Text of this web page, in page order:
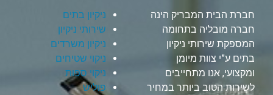
חברת הבית המבריק הינה
חברה מובליה בתחומה
המספקת שירותי ניקיון
בתים ע”י צוות מיומן
ומקצועי, אנו מתחייבים
לשירות הטוב ביותר במחיר
ניקיון בתים
שירותי ניקיון
ניקיון משרדים
ניקוי שטיחים
ניקוי ספות
פוליש